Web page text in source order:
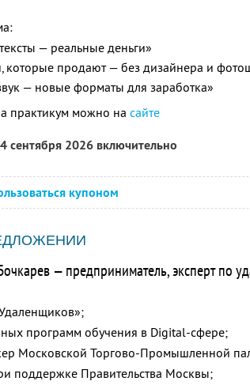
— реальные деньги»
которые продают — без дизайнера и
— новые форматы для заработка»
практикум можно на сайте
сентября 2026 включительно
купоном
— предприниматель, эксперт по
программ обучения в Digital-сфере;
Московской Торгово-Промышленной
поддержке Правительства Москвы;